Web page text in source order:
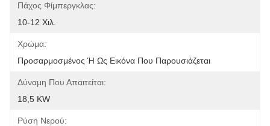
Πάχος Φίμπεργκλας:
10-12 Χιλ.
Χρώμα:
Προσαρμοσμένος Ή Ως Εικόνα Που Παρουσιάζεται
Δύναμη Που Απαιτείται:
18,5 KW
Ρύση Νερού: